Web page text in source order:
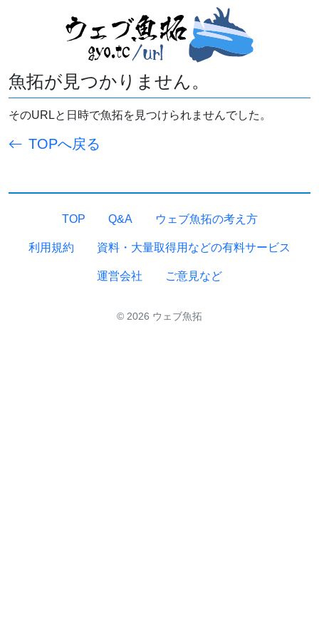
魚拓が見つかりません。
そのURLと日時で魚拓を見つけられませんでした。
TOPへ戻る
TOP Q&A ウェブ魚拓の考え方
利用規約 資料・大量取得用などの有料サービス
運営会社 ご意見など
© 2026 ウェブ魚拓